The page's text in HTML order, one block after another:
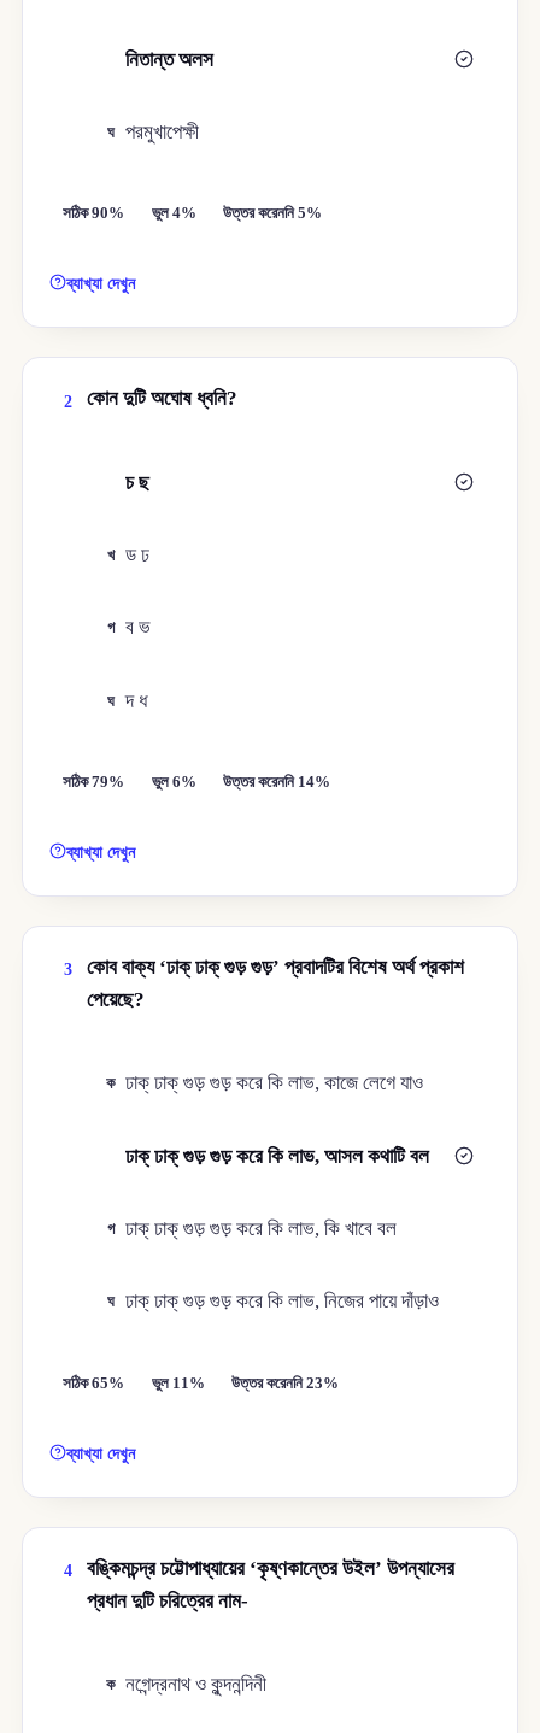
নিতান্ত অলস
ঘ পরমুখাপেক্ষী
সঠিক 90% ভুল 4% উত্তর করেননি 5%
ব্যাখ্যা দেখুন
2 কোন দুটি অঘোষ ধ্বনি?
চ ছ
খ ড ঢ
গ ব ভ
ঘ দ ধ
সঠিক 79% ভুল 6% উত্তর করেননি 14%
ব্যাখ্যা দেখুন
3
কোব বাক্য ‘ঢাক্‌ ঢাক্‌ গুড় গুড়’ প্রবাদটির বিশেষ অর্থ প্রকাশ
পেয়েছে?
ক ঢাক্‌ ঢাক্‌ গুড় গুড় করে কি লাভ, কাজে লেগে যাও
ঢাক্‌ ঢাক্‌ গুড় গুড় করে কি লাভ, আসল কথাটি বল
গ ঢাক্‌ ঢাক্‌ গুড় গুড় করে কি লাভ, কি খাবে বল
ঘ ঢাক্‌ ঢাক্‌ গুড় গুড় করে কি লাভ, নিজের পায়ে দাঁড়াও
সঠিক 65% ভুল 11% উত্তর করেননি 23%
ব্যাখ্যা দেখুন
4
বঙ্কিমচন্দ্র চট্টোপাধ্যায়ের ‘কৃষ্ণকান্তের উইল’ উপন্যাসের
প্রধান দুটি চরিত্রের নাম-
ক নগেন্দ্রনাথ ও কুন্দনন্দিনী